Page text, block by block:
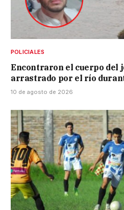
POLICIALES
Encontraron el cuerpo del
arrastrado por el río
10 de agosto de 2026